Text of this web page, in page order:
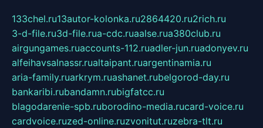
133chel.ru13autor-kolonka.ru2864420.ru2rich.ru
3-d-file.ru3d-file.rua-cdc.ruaalse.rua380club.ru
airgungames.ruaccounts-112.ruadler-jun.ruadonyev.ru
alfeihavsalnassr.rualtaipant.ruargentinamia.ru
aria-family.ruarkrym.ruashanet.rubelgorod-day.ru
bankaribi.rubandamn.rubigfatcc.ru
blagodarenie-spb.ruborodino-media.rucard-voice.ru
cardvoice.ruzed-online.ruzvonitut.ruzebra-tlt.ru